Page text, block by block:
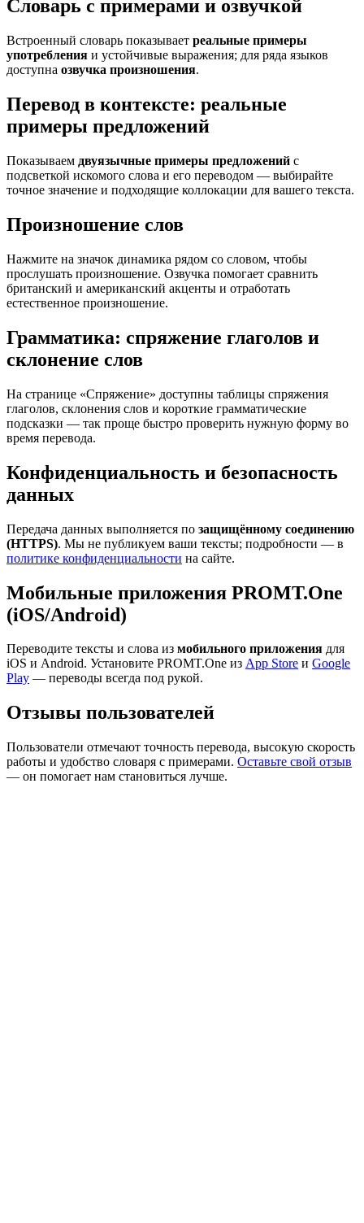
Словарь с примерами и озвучкой
Встроенный словарь показывает реальные примеры
употребления и устойчивые выражения; для ряда языков
доступна озвучка произношения.
Перевод в контексте: реальные
примеры предложений
Показываем двуязычные примеры предложений с
подсветкой искомого слова и его переводом — выбирайте
точное значение и подходящие коллокации для вашего текста.
Произношение слов
Нажмите на значок динамика рядом со словом, чтобы
прослушать произношение. Озвучка помогает сравнить
британский и американский акценты и отработать
естественное произношение.
Грамматика: спряжение глаголов и
склонение слов
На странице «Спряжение» доступны таблицы спряжения
глаголов, склонения слов и короткие грамматические
подсказки — так проще быстро проверить нужную форму во
время перевода.
Конфиденциальность и безопасность
данных
Передача данных выполняется по защищённому соединению
(HTTPS). Мы не публикуем ваши тексты; подробности — в
политике конфиденциальности на сайте.
Мобильные приложения PROMT.One
(iOS/Android)
Переводите тексты и слова из мобильного приложения для
iOS и Android. Установите PROMT.One из App Store и Google
Play — переводы всегда под рукой.
Отзывы пользователей
Пользователи отмечают точность перевода, высокую скорость
работы и удобство словаря с примерами. Оставьте свой отзыв
— он помогает нам становиться лучше.